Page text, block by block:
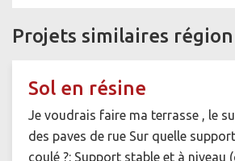
Projets similaires
Sol en résine
Je voudrais faire ma terrasse , le
des paves de rue Sur quelle
coulé ?: Support stable et à niveau